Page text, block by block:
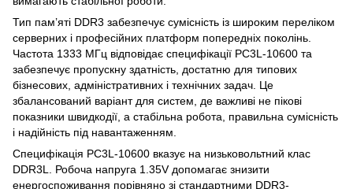
Тип пам’яті DDR3 забезпечує сумісність із широким переліком
серверних і професійних платформ попередніх поколінь.
Частота 1333 МГц відповідає специфікації PC3L-10600 та
забезпечує пропускну здатність, достатню для типових
бізнесових, адміністративних і технічних задач. Це
збалансований варіант для систем, де важливі не пікові
показники швидкодії, а стабільна робота, правильна сумісність
і надійність під навантаженням.
Специфікація PC3L-10600 вказує на низьковольтний клас
DDR3L. Робоча напруга 1.35V допомагає знизити
енергоспоживання порівняно зі стандартними DDR3-